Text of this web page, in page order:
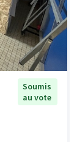
Soumis
au vote